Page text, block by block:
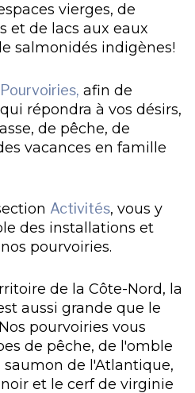
vierges, de
et de lacs aux eaux
salmonidés indigènes!
afin de
répondra à vos désirs,
de pêche, de
vacances en famille
Activités, vous y
des installations et
pourvoiries.
de la Côte-Nord, la
aussi grande que le
pourvoiries vous
de pêche, de l'omble
de l'Atlantique,
et le cerf de virginie